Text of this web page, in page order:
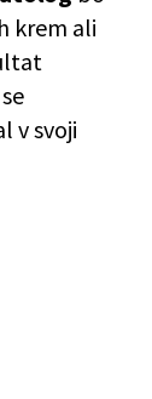
krem ali
v svoji